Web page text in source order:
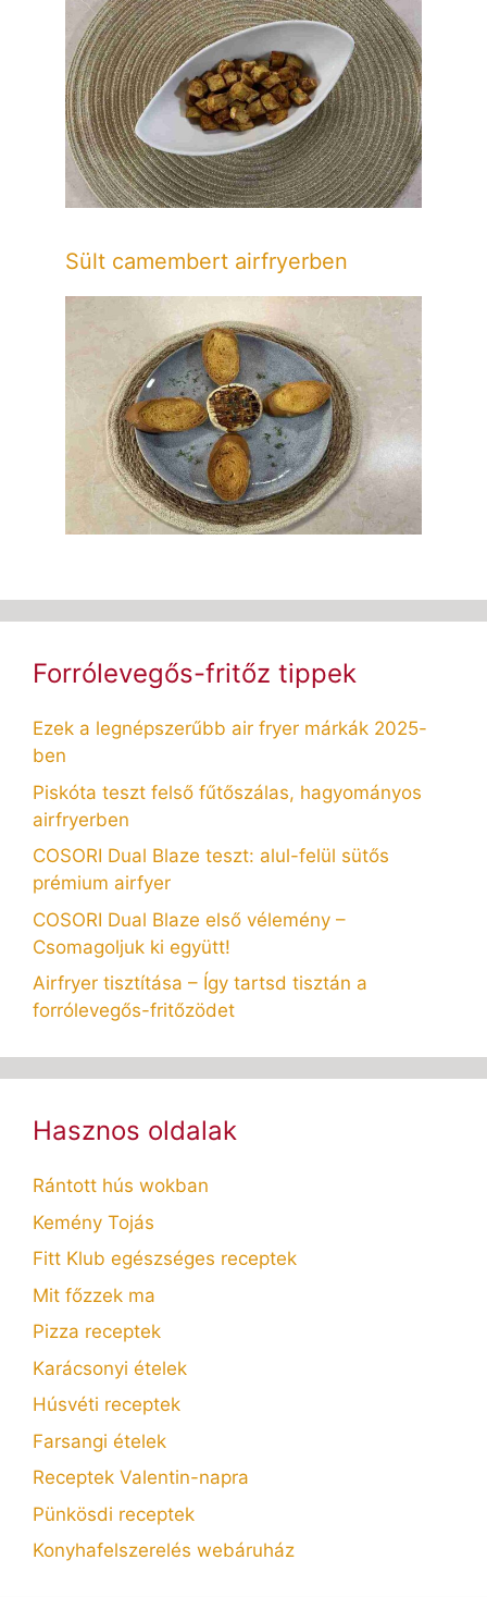
Sült camembert airfryerben
Forrólevegős-fritőz tippek
Ezek a legnépszerűbb air fryer márkák 2025-
ben
Piskóta teszt felső fűtőszálas, hagyományos
airfryerben
COSORI Dual Blaze teszt: alul-felül sütős
prémium airfyer
COSORI Dual Blaze első vélemény –
Csomagoljuk ki együtt!
Airfryer tisztítása – Így tartsd tisztán a
forrólevegős-fritőzödet
Hasznos oldalak
Rántott hús wokban
Kemény Tojás
Fitt Klub egészséges receptek
Mit főzzek ma
Pizza receptek
Karácsonyi ételek
Húsvéti receptek
Farsangi ételek
Receptek Valentin-napra
Pünkösdi receptek
Konyhafelszerelés webáruház